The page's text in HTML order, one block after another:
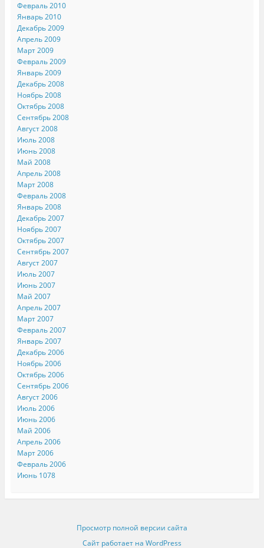
Февраль 2010
Январь 2010
Декабрь 2009
Апрель 2009
Март 2009
Февраль 2009
Январь 2009
Декабрь 2008
Ноябрь 2008
Октябрь 2008
Сентябрь 2008
Август 2008
Июль 2008
Июнь 2008
Май 2008
Апрель 2008
Март 2008
Февраль 2008
Январь 2008
Декабрь 2007
Ноябрь 2007
Октябрь 2007
Сентябрь 2007
Август 2007
Июль 2007
Июнь 2007
Май 2007
Апрель 2007
Март 2007
Февраль 2007
Январь 2007
Декабрь 2006
Ноябрь 2006
Октябрь 2006
Сентябрь 2006
Август 2006
Июль 2006
Июнь 2006
Май 2006
Апрель 2006
Март 2006
Февраль 2006
Июнь 1078
Просмотр полной версии сайта
Сайт работает на WordPress